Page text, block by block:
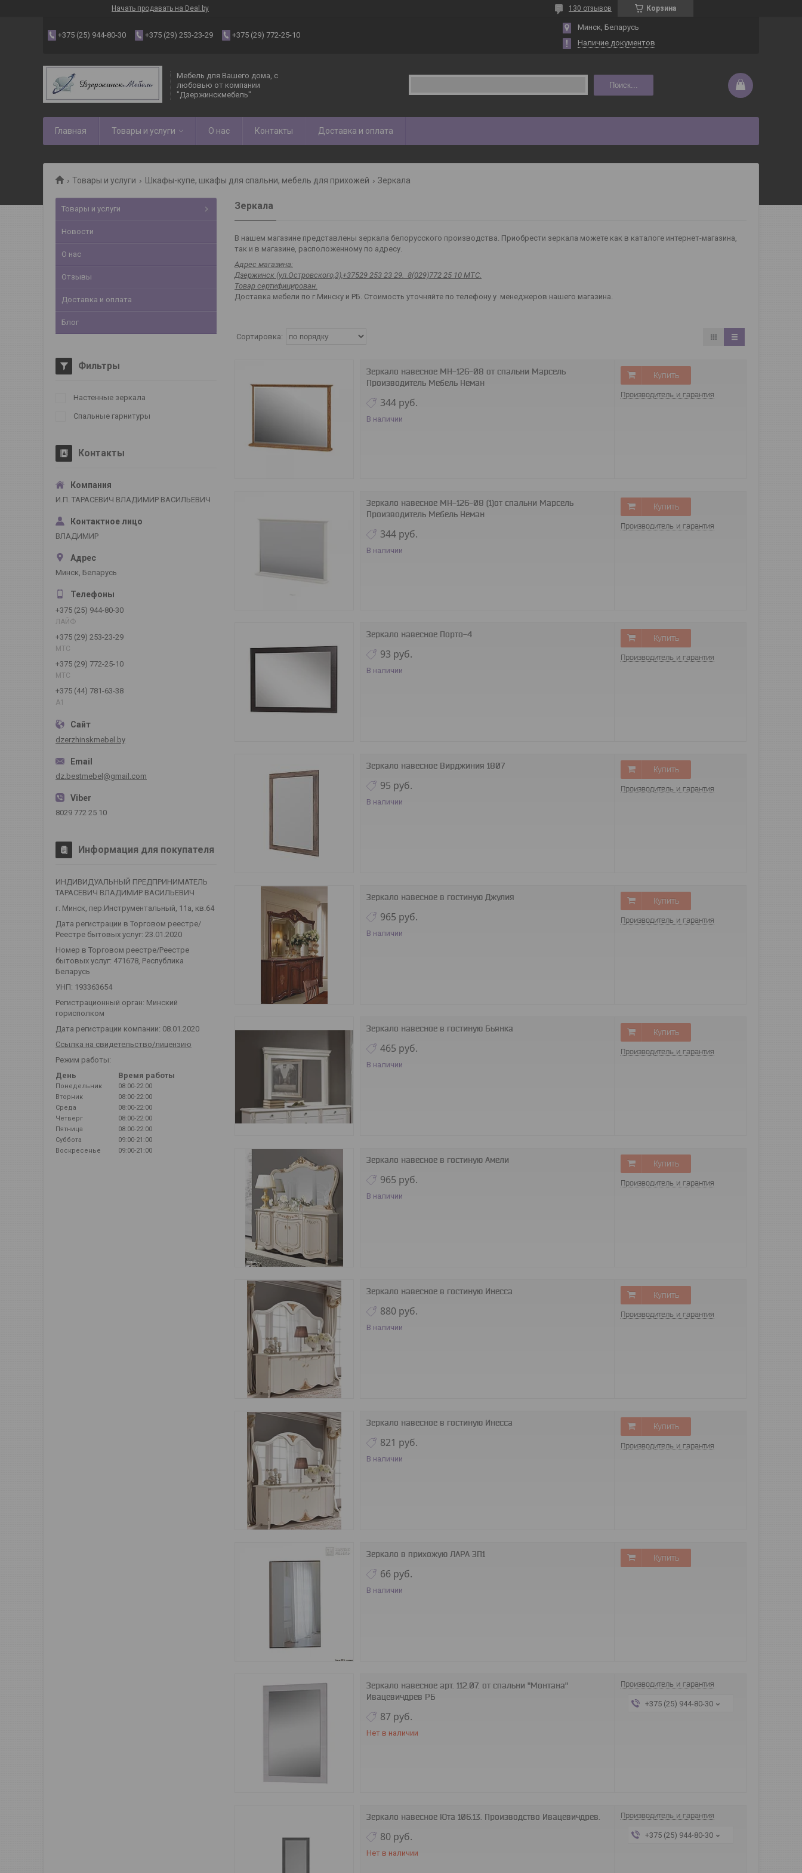
Начать продавать на Deal.by Корзина
130 отзывов
+375 (25) 944-80-30 +375 (29) 253-23-29 +375 (29) 772-25-10
Минск, Беларусь
Наличие документов
Мебель для Вашего дома, с
любовью от компании
"Дзержинскмебель"
Поиск...
Главная Товары и услуги О нас Контакты Доставка и оплата
Товары и услуги Шкафы-купе, шкафы для спальни, мебель для прихожей Зеркала
Зеркала
В нашем магазине представлены зеркала белорусского производства. Приобрести зеркала можете как в каталоге интернет-магазина,
так и в магазине, расположенному по адресу.
Адрес магазина:
Дзержинск (ул.Островского,3),+37529 253 23 29. 8(029)772 25 10 МТС.
Товар сертифицирован.
Доставка мебели по г.Минску и РБ. Стоимость уточняйте по телефону у менеджеров нашего магазина.
Зеркало навесное МН-126-08 от спальни Марсель
Производитель Мебель Неман
344 руб.
В наличии
Купить
Производитель и гарантия
Зеркало навесное МН-126-08 (1)от спальни Марсель
Производитель Мебель Неман
344 руб.
В наличии
Купить
Производитель и гарантия
Зеркало навесное Порто-4
93 руб.
В наличии
Купить
Производитель и гарантия
Зеркало навесное Вирджиния 1807
95 руб.
В наличии
Купить
Производитель и гарантия
Зеркало навесное в гостиную Джулия
965 руб.
В наличии
Купить
Производитель и гарантия
Зеркало навесное в гостиную Бьянка
465 руб.
В наличии
Купить
Производитель и гарантия
Зеркало навесное в гостиную Амели
965 руб.
В наличии
Купить
Производитель и гарантия
Зеркало навесное в гостиную Инесса
880 руб.
В наличии
Купить
Производитель и гарантия
Зеркало навесное в гостиную Инесса
821 руб.
В наличии
Купить
Производитель и гарантия
Зеркало в прихожую ЛАРА ЗП1
66 руб.
В наличии
Купить
Зеркало навесное арт. 112.07. от спальни "Монтана"
Ивацевичдрев РБ
87 руб.
Нет в наличии
Производитель и гарантия
+375 (25) 944-80-30
Зеркало навесное Юта 106.13. Производство Ивацевичдрев.
80 руб.
Нет в наличии
Производитель и гарантия
+375 (25) 944-80-30
Товары и услуги
Новости
О нас
Отзывы
Доставка и оплата
Блог
Фильтры
Настенные зеркала
Спальные гарнитуры
Контакты
И.П. ТАРАСЕВИЧ ВЛАДИМИР ВАСИЛЬЕВИЧ
ВЛАДИМИР
Минск, Беларусь
+375 (25) 944-80-30
ЛАЙФ
+375 (29) 253-23-29
МТС
+375 (29) 772-25-10
МТС
+375 (44) 781-63-38
А1
dzerzhinskmebel.by
dz.bestmebel@gmail.com
8029 772 25 10
Информация для покупателя
ИНДИВИДУАЛЬНЫЙ ПРЕДПРИНИМАТЕЛЬ
ТАРАСЕВИЧ ВЛАДИМИР ВАСИЛЬЕВИЧ
г. Минск, пер.Инструментальный, 11а, кв.64
Дата регистрации в Торговом реестре/
Реестре бытовых услуг: 23.01.2020
Номер в Торговом реестре/Реестре
бытовых услуг: 471678, Республика
Беларусь
УНП: 193363654
Регистрационный орган: Минский
горисполком
Дата регистрации компании: 08.01.2020
Ссылка на свидетельство/лицензию
Режим работы:
День
Время работы
Понедельник
08:00-22:00
Вторник
08:00-22:00
Среда
08:00-22:00
Четверг
08:00-22:00
Пятница
08:00-22:00
Суббота
09:00-21:00
Воскресенье
09:00-21:00